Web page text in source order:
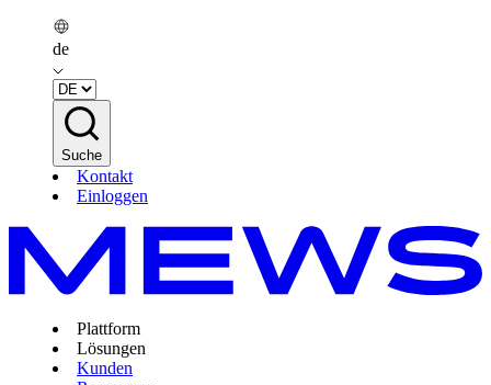
de
Suche
Kontakt
Einloggen
Plattform
Lösungen
Kunden